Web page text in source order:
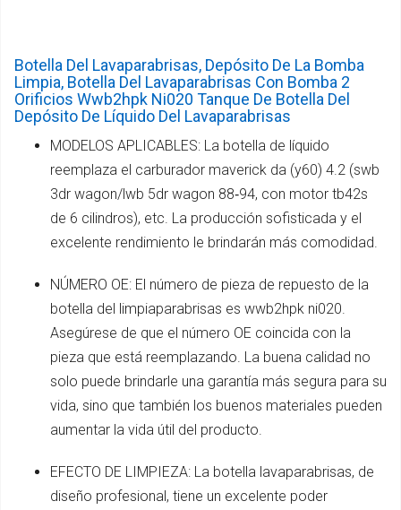
Botella Del Lavaparabrisas, Depósito De La Bomba
Limpia, Botella Del Lavaparabrisas Con Bomba 2
Orificios Wwb2hpk Ni020 Tanque De Botella Del
Depósito De Líquido Del Lavaparabrisas
MODELOS APLICABLES: La botella de líquido
reemplaza el carburador maverick da (y60) 4.2 (swb
3dr wagon/lwb 5dr wagon 88‑94, con motor tb42s
de 6 cilindros), etc. La producción sofisticada y el
excelente rendimiento le brindarán más comodidad.
NÚMERO OE: El número de pieza de repuesto de la
botella del limpiaparabrisas es wwb2hpk ni020.
Asegúrese de que el número OE coincida con la
pieza que está reemplazando. La buena calidad no
solo puede brindarle una garantía más segura para su
vida, sino que también los buenos materiales pueden
aumentar la vida útil del producto.
EFECTO DE LIMPIEZA: La botella lavaparabrisas, de
diseño profesional, tiene un excelente poder